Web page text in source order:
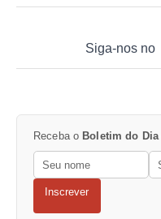
Siga-nos no
Receba o Boletim do Dia
Inscrever